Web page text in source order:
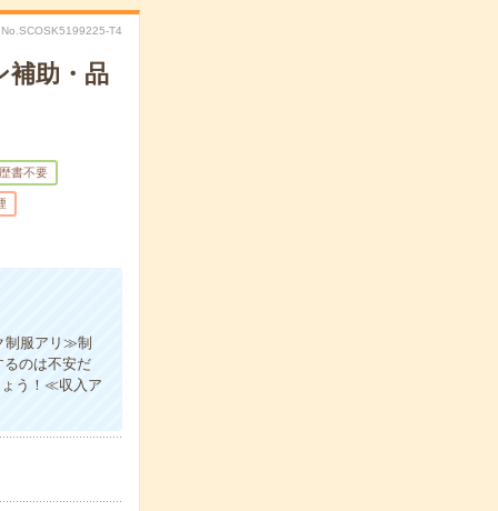
No.SCOSK5199225-T4
補助・品
書不要
制服アリ≫制
のは不安だ
ょう！≪収入ア